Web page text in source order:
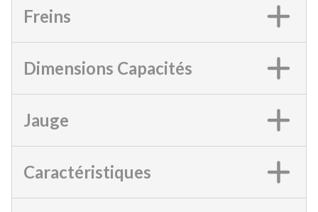
Freins
Dimensions Capacités
Jauge
Caractéristiques